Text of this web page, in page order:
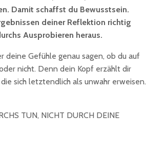
Damit schaffst du Bewusstsein.
deiner Reflektion richtig
Ausprobieren heraus.
deine Gefühle genau sagen, ob du auf
nicht. Denn dein Kopf erzählt dir
sich letztendlich als unwahr erweisen.
TUN, NICHT DURCH DEINE